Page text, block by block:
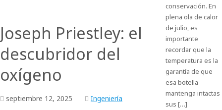
Joseph Priestley: el
descubridor del
oxígeno
septiembre 12, 2025
Ingeniería
conservación. En
plena ola de calor
de julio, es
importante
recordar que la
temperatura es la
garantía de que
esa botella
mantenga intactas
sus […]